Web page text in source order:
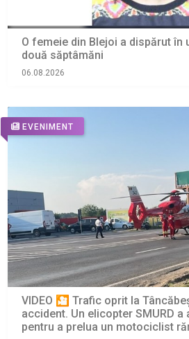
O femeie din Blejoi a dispărut în
două săptâmăni
06.08.2026
EVENIMENT
VIDEO 🎦 Trafic oprit la
accident. Un elicopter SMURD a
pentru a prelua un motociclist